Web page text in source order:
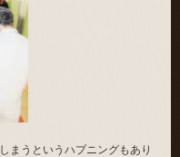
まうというハプニングもあり